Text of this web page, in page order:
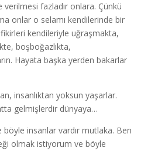
fazladır onlara. Çünkü
onlar o selamı kendilerinde bir
kendileriyle uğraşmakta,
boşboğazlıkta,
Hayata başka yerden bakarlar
insanlıktan yoksun yaşarlar.
gelmişlerdir dünyaya…
böyle insanlar vardır mutlaka. Ben
olmak istiyorum ve böyle